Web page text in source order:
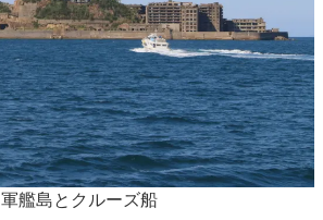
軍艦島とクルーズ船